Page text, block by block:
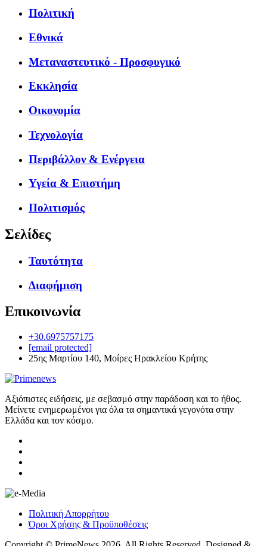
Πολιτική
Εθνικά
Μεταναστευτικό - Προσφυγικό
Εκκλησία
Οικονομία
Τεχνολογία
Περιβάλλον & Ενέργεια
Υγεία & Επιστήμη
Πολιτισμός
Σελίδες
Ταυτότητα
Διαφήμιση
Επικοινωνία
+30.6975757175
[email protected]
25ης Μαρτίου 140, Μοίρες Ηρακλείου Κρήτης
Αξιόπιστες ειδήσεις, με σεβασμό στην παράδοση και το ήθος.
Μείνετε ενημερωμένοι για όλα τα σημαντικά γεγονότα στην
Ελλάδα και τον κόσμο.
Πολιτική Απορρήτου
Όροι Χρήσης & Προϋποθέσεις